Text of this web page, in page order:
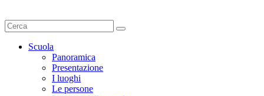
Scuola
Panoramica
Presentazione
I luoghi
Le persone